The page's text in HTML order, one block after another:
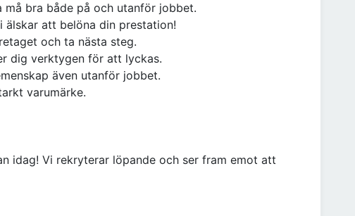
bra både på och utanför jobbet.
älskar att belöna din prestation!
och ta nästa steg.
dig verktygen för att lyckas.
även utanför jobbet.
varumärke.
idag! Vi rekryterar löpande och ser fram emot att